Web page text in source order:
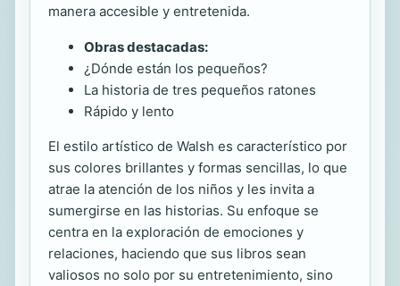
manera accesible y entretenida.
Obras destacadas:
¿Dónde están los pequeños?
La historia de tres pequeños ratones
Rápido y lento
El estilo artístico de Walsh es característico por
sus colores brillantes y formas sencillas, lo que
atrae la atención de los niños y les invita a
sumergirse en las historias. Su enfoque se
centra en la exploración de emociones y
relaciones, haciendo que sus libros sean
valiosos no solo por su entretenimiento, sino